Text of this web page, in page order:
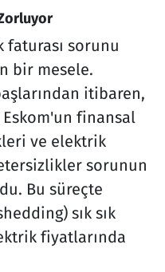
sorunu
bir mesele.
itibaren,
Eskom'un finansal
ve elektrik
sorunun
Bu süreçte
sık sık
fiyatlarında